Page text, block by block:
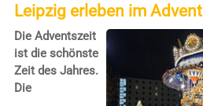
Leipzig erleben im Advent
Die Adventszeit
ist die schönste
Zeit des Jahres.
Die